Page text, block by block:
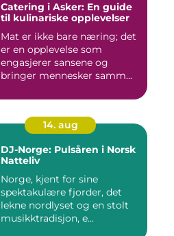
Catering i Asker: En guide
til kulinariske opplevelser
Mat er ikke bare næring; det
er en opplevelse som
engasjerer sansene og
bringer mennesker samm...
14. aug
DJ-Norge: Pulsåren i Norsk
Natteliv
Norge, kjent for sine
spektakulære fjorder, det
lekne nordlyset og en stolt
musikktradisjon, e...